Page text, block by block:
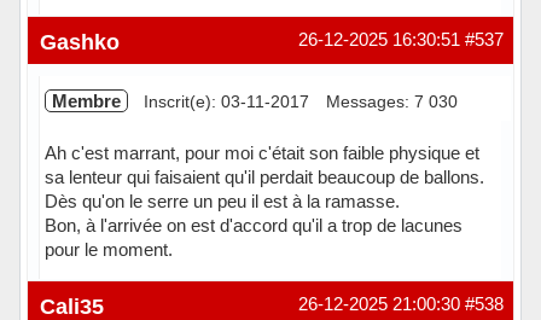
Hors ligne #537
26-12-2025 16:30:51
Gashko
Membre Inscrit(e): 03-11-2017 Messages: 7 030
Ah c'est marrant, pour moi c'était son faible physique et
sa lenteur qui faisaient qu'il perdait beaucoup de ballons.
Dès qu'on le serre un peu il est à la ramasse.
Bon, à l'arrivée on est d'accord qu'il a trop de lacunes
pour le moment.
Hors ligne #538
26-12-2025 21:00:30
Cali35